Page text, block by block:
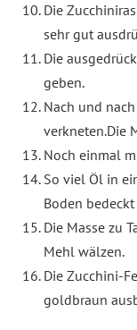
Die
sehr gut
Die
geben.
Nach und
verkneten.Die
Noch einmal
So viel Öl in
Boden
Die Masse zu
Mehl wälzen.
Die Zucchini-
goldbraun